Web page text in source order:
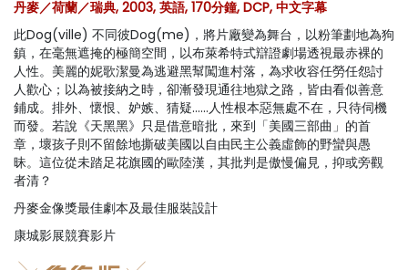
購票須知
優惠計劃
前期節目
丹麥／荷蘭／瑞典, 2003, 英語, 170分鐘, DCP, 中文字幕
此Dog(ville) 不同彼Dog(me)，將片廠變為舞台，以粉筆劃地為狗
鎮，在毫無遮掩的極簡空間，以布萊希特式辯證劇場透視最赤裸的
人性。美麗的妮歌潔曼為逃避黑幫闖進村落，為求收容任勞任怨討
人歡心；以為被接納之時，卻漸發現通往地獄之路，皆由看似善意
鋪成。排外、懷恨、妒嫉、猜疑……人性根本惡無處不在，只待伺機
而發。若說《天黑黑》只是借意暗批，來到「美國三部曲」的首
章，壞孩子則不留餘地撕破美國以自由民主公義虛飾的野蠻與愚
昧。這位從未踏足花旗國的歐陸漢，其批判是傲慢偏見，抑或旁觀
者清？
丹麥金像獎最佳劇本及最佳服裝設計
康城影展競賽影片